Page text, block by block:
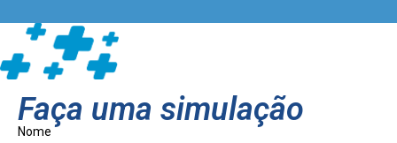
Faça uma simulação
Nome